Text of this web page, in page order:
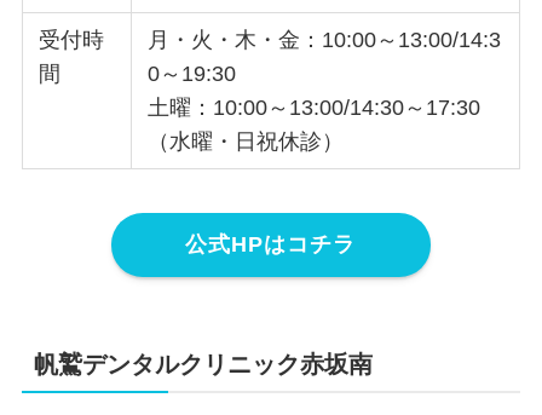
受付時
間
月・火・木・金：10:00～13:00/14:3
0～19:30
土曜：10:00～13:00/14:30～17:30
（水曜・日祝休診）
公式HPはコチラ
帆鷲デンタルクリニック赤坂南